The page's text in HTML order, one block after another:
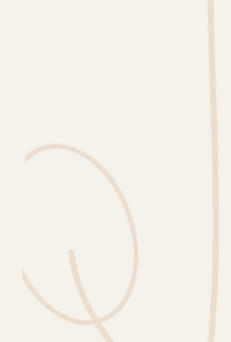
Blüten-Finder
Phänologie-Radar
Vogelstimmen
Gartenplaner